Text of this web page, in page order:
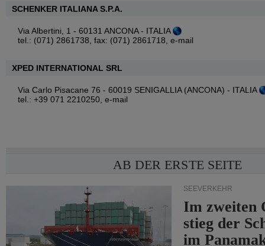
SCHENKER ITALIANA S.P.A.
Via Albertini, 1 - 60131 ANCONA - ITALIA
tel.: (071) 2861738, fax: (071) 2861718, e-mail
XPED INTERNATIONAL SRL
Via Carlo Pisacane 76 - 60019 SENIGALLIA (ANCONA) - ITALIA
tel.: +39 071 2210250, e-mail
AB DER ERSTE SEITE
SEEVERKEHR
Im zweiten
stieg der
im